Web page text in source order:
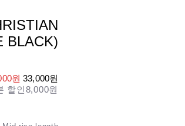
BLACK)
원33,000원
할인8,000원